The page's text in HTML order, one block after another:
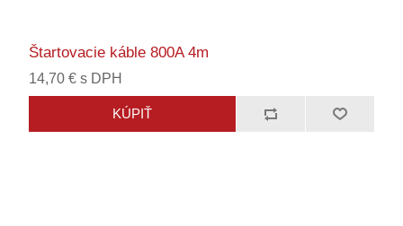
Štartovacie káble 800A 4m
14,70 € s DPH